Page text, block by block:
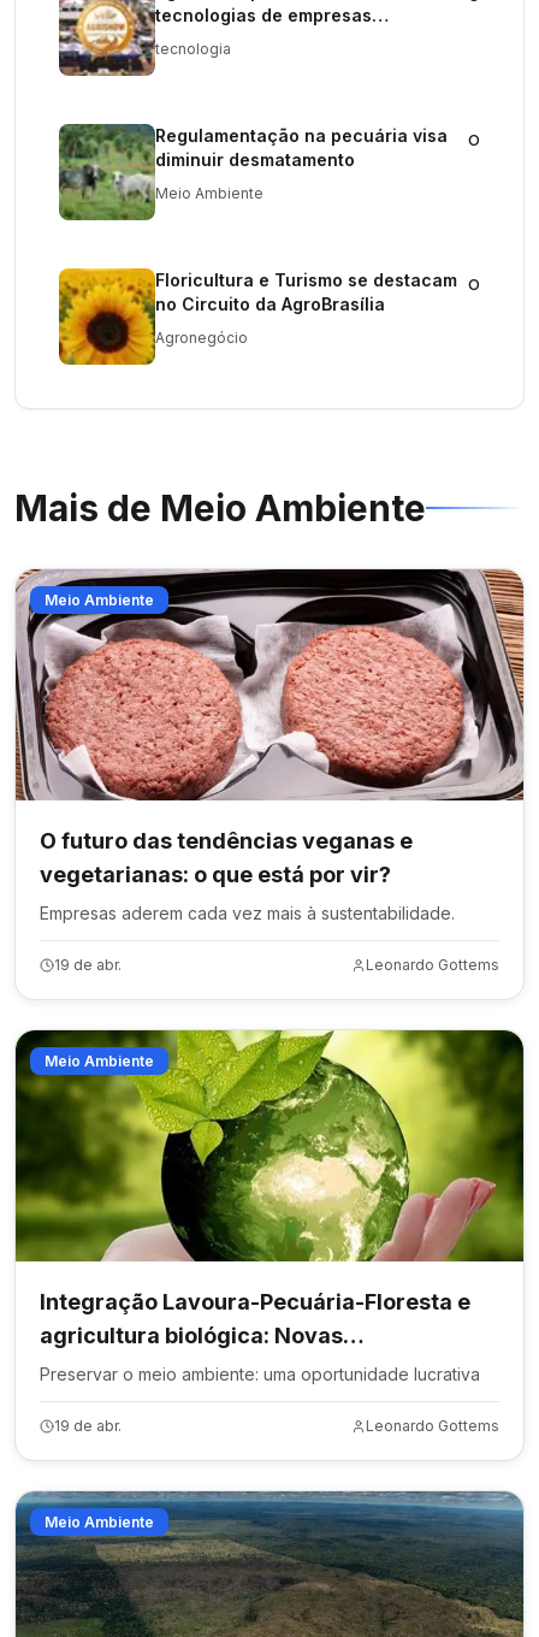
tecnologias de empresas
internacionais
tecnologia
Regulamentação na pecuária visa
diminuir desmatamento
Meio Ambiente
o
Floricultura e Turismo se destacam
no Circuito da AgroBrasília
Agronegócio
o
Mais de Meio Ambiente
Meio Ambiente
O futuro das tendências veganas e
vegetarianas: o que está por vir?
Empresas aderem cada vez mais à sustentabilidade.
19 de abr. Leonardo Gottems
Meio Ambiente
Integração Lavoura-Pecuária-Floresta e
agricultura biológica: Novas
oportunidades para o mercado de créditos
de carbono
Preservar o meio ambiente: uma oportunidade lucrativa
19 de abr. Leonardo Gottems
Meio Ambiente